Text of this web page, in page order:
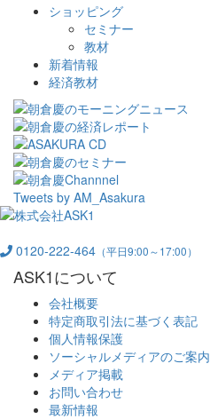
ショッピング
セミナー
教材
新着情報
経済教材
Tweets by AM_Asakura
0120-222-464 （平日9:00～17:00）
ASK1について
会社概要
特定商取引法に基づく表記
個人情報保護
ソーシャルメディアのご案内
メディア掲載
お問い合わせ
最新情報